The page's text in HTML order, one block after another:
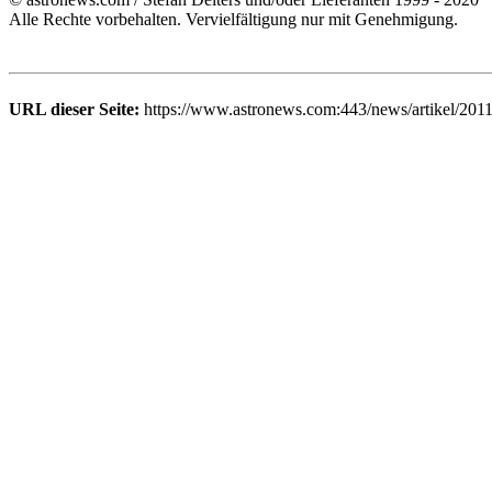
Alle Rechte vorbehalten. Vervielfältigung nur mit Genehmigung.
URL dieser Seite: https://www.astronews.com:443/news/artikel/